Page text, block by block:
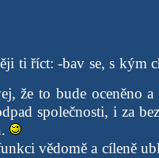
ti říct: -bav se, s kým
že to bude oceněno
společnosti, i za
vědomě a cíleně